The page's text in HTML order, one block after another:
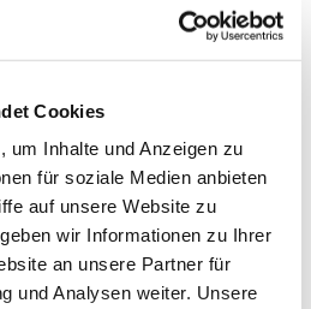
Cookies
um Inhalte und Anzeigen zu
für soziale Medien anbieten
auf unsere Website zu
wir Informationen zu Ihrer
an unsere Partner für
und Analysen weiter. Unsere